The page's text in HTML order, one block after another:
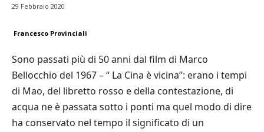
29 Febbraio 2020
Francesco Provinciali
Sono passati più di 50 anni dal film di Marco
Bellocchio del 1967 – “ La Cina è vicina”: erano i tempi
di Mao, del libretto rosso e della contestazione, di
acqua ne è passata sotto i ponti ma quel modo di dire
ha conservato nel tempo il significato di un